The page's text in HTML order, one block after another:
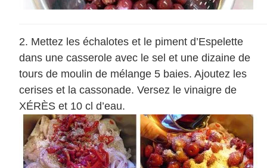
Mettez les échalotes et le piment d’Espelette
dans une casserole avec le sel et une dizaine de
tours de moulin de mélange 5 baies. Ajoutez les
cerises et la cassonade. Versez le vinaigre de
XÉRÈS et 10 cl d’eau.